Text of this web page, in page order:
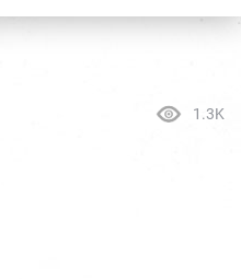
1.3K